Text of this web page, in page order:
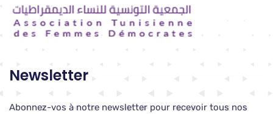
Newsletter
Abonnez-vos à notre newsletter pour recevoir tous nos